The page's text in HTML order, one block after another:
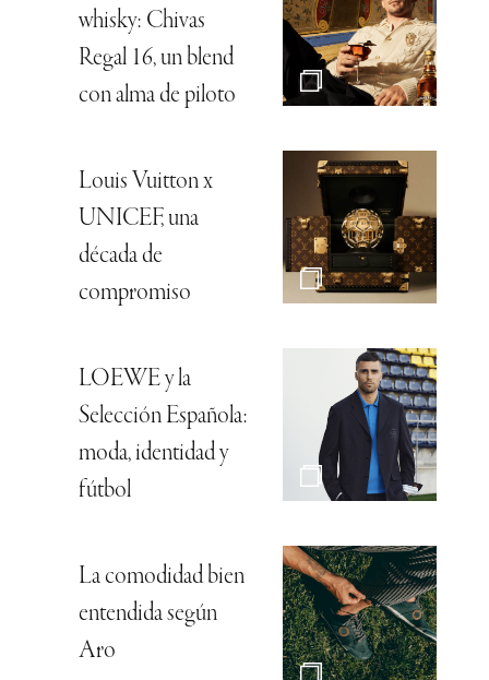
whisky: Chivas
Regal 16, un blend
con alma de piloto
Louis Vuitton x
UNICEF, una
década de
compromiso
LOEWE y la
Selección Española:
moda, identidad y
fútbol
La comodidad bien
entendida según
Aro